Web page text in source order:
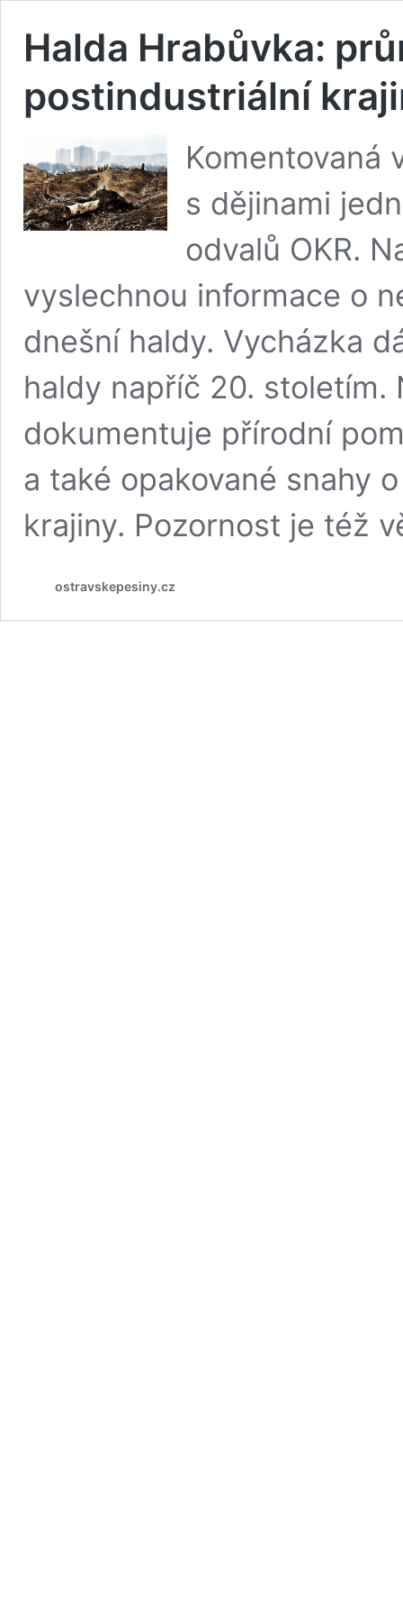
Halda Hrabůvka:
postindustriální
Komentovaná
s dějinami
odvalů OKR.
vyslechnou informace o
dnešní haldy. Vycházka
haldy napříč 20. stoletím.
dokumentuje přírodní
a také opakované snahy
krajiny. Pozornost je též
ostravskepesiny.cz